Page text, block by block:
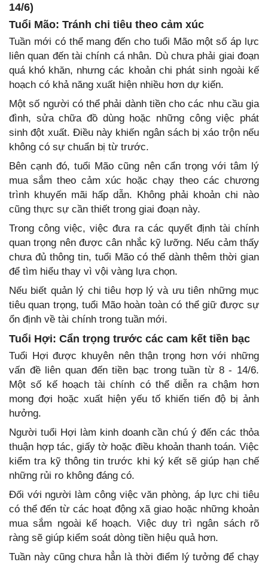
14/6)
Tuổi Mão: Tránh chi tiêu theo cảm xúc
Tuần mới có thể mang đến cho tuổi Mão một số áp lực
liên quan đến tài chính cá nhân. Dù chưa phải giai đoạn
quá khó khăn, nhưng các khoản chi phát sinh ngoài kế
hoạch có khả năng xuất hiện nhiều hơn dự kiến.
Một số người có thể phải dành tiền cho các nhu cầu gia
đình, sửa chữa đồ dùng hoặc những công việc phát
sinh đột xuất. Điều này khiến ngân sách bị xáo trộn nếu
không có sự chuẩn bị từ trước.
Bên cạnh đó, tuổi Mão cũng nên cẩn trọng với tâm lý
mua sắm theo cảm xúc hoặc chạy theo các chương
trình khuyến mãi hấp dẫn. Không phải khoản chi nào
cũng thực sự cần thiết trong giai đoạn này.
Trong công việc, việc đưa ra các quyết định tài chính
quan trọng nên được cân nhắc kỹ lưỡng. Nếu cảm thấy
chưa đủ thông tin, tuổi Mão có thể dành thêm thời gian
để tìm hiểu thay vì vội vàng lựa chọn.
Nếu biết quản lý chi tiêu hợp lý và ưu tiên những mục
tiêu quan trọng, tuổi Mão hoàn toàn có thể giữ được sự
ổn định về tài chính trong tuần mới.
Tuổi Hợi: Cẩn trọng trước các cam kết tiền bạc
Tuổi Hợi được khuyên nên thận trọng hơn với những
vấn đề liên quan đến tiền bạc trong tuần từ 8 - 14/6.
Một số kế hoạch tài chính có thể diễn ra chậm hơn
mong đợi hoặc xuất hiện yếu tố khiến tiến độ bị ảnh
hưởng.
Người tuổi Hợi làm kinh doanh cần chú ý đến các thỏa
thuận hợp tác, giấy tờ hoặc điều khoản thanh toán. Việc
kiểm tra kỹ thông tin trước khi ký kết sẽ giúp hạn chế
những rủi ro không đáng có.
Đối với người làm công việc văn phòng, áp lực chi tiêu
có thể đến từ các hoạt động xã giao hoặc những khoản
mua sắm ngoài kế hoạch. Việc duy trì ngân sách rõ
ràng sẽ giúp kiểm soát dòng tiền hiệu quả hơn.
Tuần này cũng chưa hẳn là thời điểm lý tưởng để chạy